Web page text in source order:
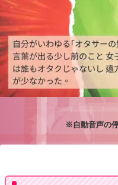
※自動音声の